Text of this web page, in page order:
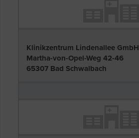
Klinikzentrum Lindenallee GmbH
Martha-von-Opel-Weg 42-46
65307 Bad Schwalbach